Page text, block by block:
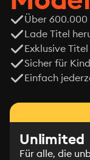
Über 600.000
Lade Titel
Exklusive
Sicher für
Einfach
Unlimited
Für alle, die